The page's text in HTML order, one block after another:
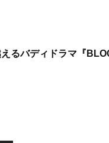
るバディドラマ『